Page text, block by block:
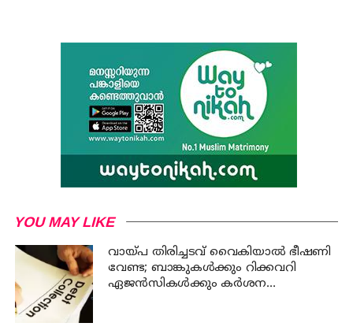
YOU MAY LIKE
വായ്പ തിരിച്ചടവ് വൈകിയാൽ ഭീഷണി
വേണ്ട; ബാങ്കുകൾക്കും റിക്കവറി
ഏജൻസികൾക്കും കർശന